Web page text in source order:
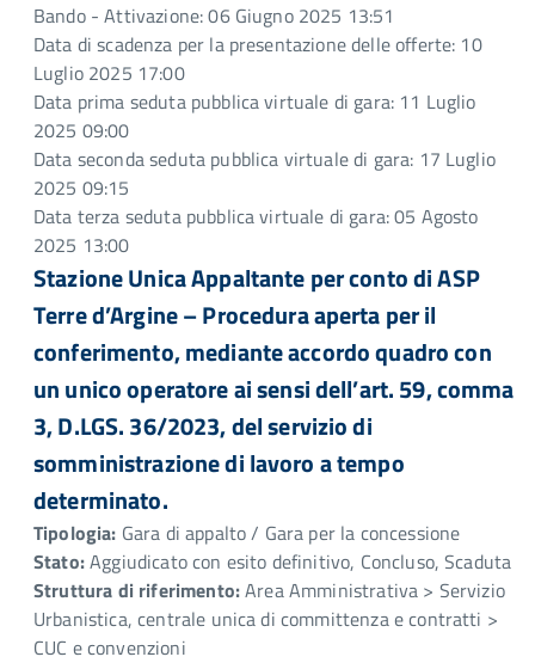
Bando - Attivazione: 06 Giugno 2025 13:51
Data di scadenza per la presentazione delle offerte: 10
Luglio 2025 17:00
Data prima seduta pubblica virtuale di gara: 11 Luglio
2025 09:00
Data seconda seduta pubblica virtuale di gara: 17 Luglio
2025 09:15
Data terza seduta pubblica virtuale di gara: 05 Agosto
2025 13:00
Stazione Unica Appaltante per conto di ASP
Terre d’Argine – Procedura aperta per il
conferimento, mediante accordo quadro con
un unico operatore ai sensi dell’art. 59, comma
3, D.LGS. 36/2023, del servizio di
somministrazione di lavoro a tempo
determinato.
Tipologia: Gara di appalto / Gara per la concessione
Stato:Aggiudicato con esito definitivo, Concluso, Scaduta
Struttura di riferimento:Area Amministrativa > Servizio
Urbanistica, centrale unica di committenza e contratti >
CUC e convenzioni